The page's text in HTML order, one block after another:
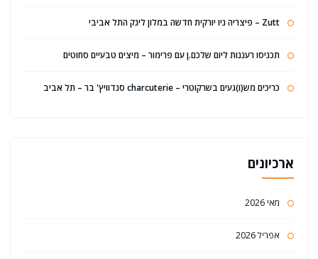
Zutt – פיצריה ניו יורקית חדשה במלון לינק התל אביבי
תכניסו רעננות ליום שלכם.ן עם פרימור – מיצים טבעיים סחוטים
כריכים מש(ו)געים בשרקוטרי – charcuterie סנדוויץ' בר – תל אביב
ארכיונים
מאי 2026
אפריל 2026